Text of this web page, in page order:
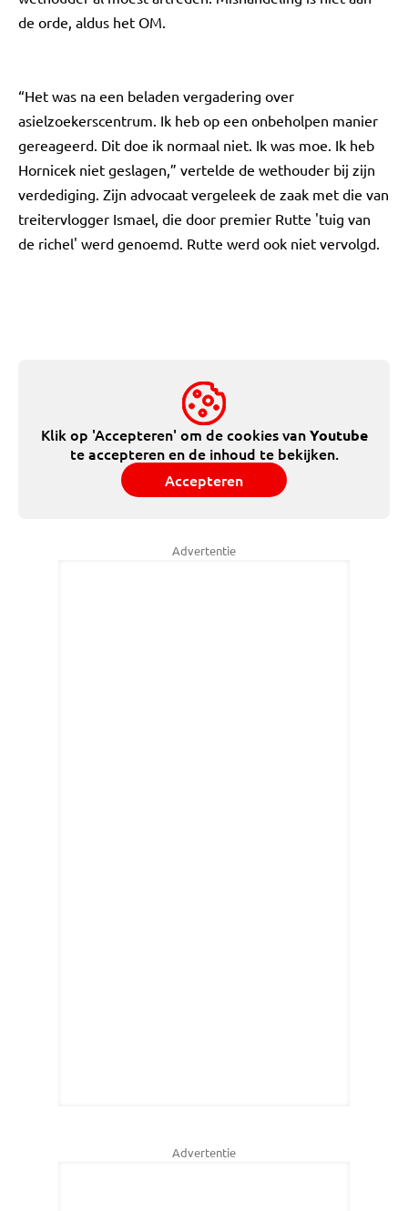
de orde, aldus het OM.
“Het was na een beladen vergadering over
asielzoekerscentrum. Ik heb op een onbeholpen manier
gereageerd. Dit doe ik normaal niet. Ik was moe. Ik heb
Hornicek niet geslagen,” vertelde de wethouder bij zijn
verdediging. Zijn advocaat vergeleek de zaak met die van
treitervlogger Ismael, die door premier Rutte 'tuig van
de richel' werd genoemd. Rutte werd ook niet vervolgd.
Klik op 'Accepteren' om de cookies vanYoutube
te accepteren en de inhoud te bekijken.
Accepteren
Advertentie
Advertentie